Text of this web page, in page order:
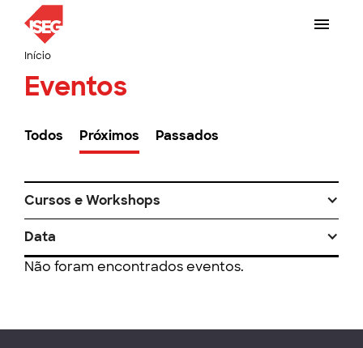
Início
Eventos
Todos Próximos Passados
Cursos e Workshops
Data
Não foram encontrados eventos.